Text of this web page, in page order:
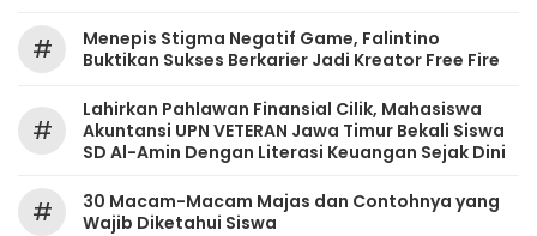
#
Menepis Stigma Negatif Game, Falintino
Buktikan Sukses Berkarier Jadi Kreator Free Fire
#
Lahirkan Pahlawan Finansial Cilik, Mahasiswa
Akuntansi UPN VETERAN Jawa Timur Bekali Siswa
SD Al-Amin Dengan Literasi Keuangan Sejak Dini
#
30 Macam-Macam Majas dan Contohnya yang
Wajib Diketahui Siswa